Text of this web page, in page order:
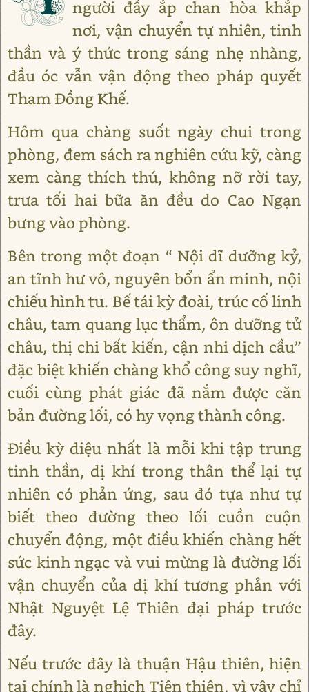
người đầy ắp chan hòa khắp
nơi, vận chuyển tự nhiên, tinh
thần và ý thức trong sáng nhẹ nhàng,
đầu óc vẫn vận động theo pháp quyết
Tham Đồng Khế.
Hôm qua chàng suốt ngày chui trong
phòng, đem sách ra nghiên cứu kỹ, càng
xem càng thích thú, không nỡ rời tay,
trưa tối hai bữa ăn đều do Cao Ngạn
bưng vào phòng.
Bên trong một đoạn “ Nội dĩ dưỡng kỷ,
an tĩnh hư vô, nguyên bổn ẩn minh, nội
chiếu hình tu. Bế tái kỳ đoài, trúc cố linh
châu, tam quang lục thẩm, ôn dưỡng tử
châu, thị chi bất kiến, cận nhi dịch cầu”
đặc biệt khiến chàng khổ công suy nghĩ,
cuối cùng phát giác đã nắm được căn
bản đường lối, có hy vọng thành công.
Điều kỳ diệu nhất là mỗi khi tập trung
tinh thần, dị khí trong thân thể lại tự
nhiên có phản ứng, sau đó tựa như tự
biết theo đường theo lối cuồn cuộn
chuyển động, một điều khiến chàng hết
sức kinh ngạc và vui mừng là đường lối
vận chuyển của dị khí tương phản với
Nhật Nguyệt Lệ Thiên đại pháp trước
đây.
Nếu trước đây là thuận Hậu thiên, hiện
tại chính là nghịch Tiên thiên, vì vậy chỉ